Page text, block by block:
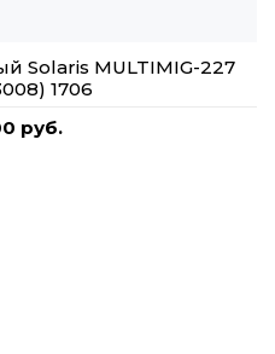
Solaris MULTIMIG-227
1706
руб.